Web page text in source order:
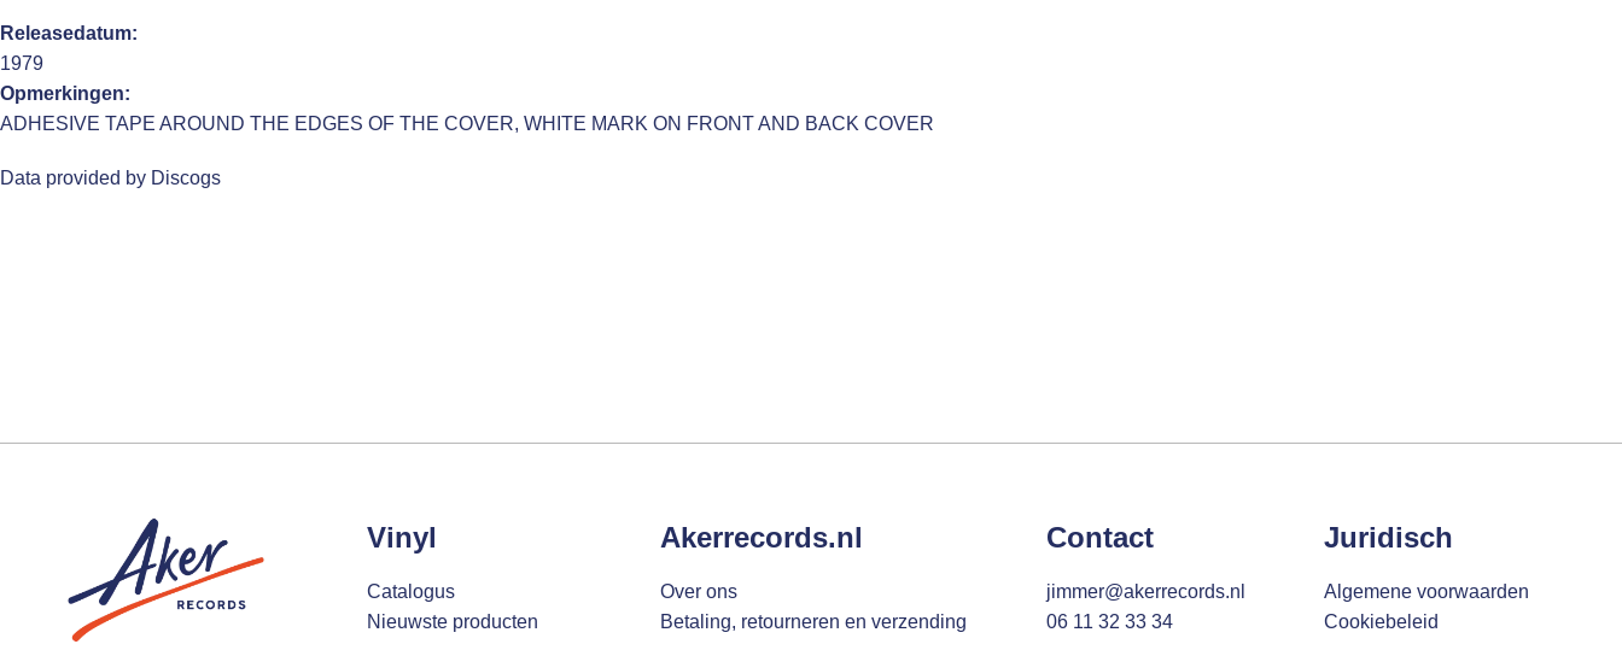
Releasedatum:
1979
Opmerkingen:
ADHESIVE TAPE AROUND THE EDGES OF THE COVER, WHITE MARK ON FRONT AND BACK COVER
Data provided by Discogs
Vinyl
Catalogus
Nieuwste producten
Akerrecords.nl
Over ons
Betaling, retourneren en verzending
Contact
jimmer@akerrecords.nl
06 11 32 33 34
Juridisch
Algemene voorwaarden
Cookiebeleid